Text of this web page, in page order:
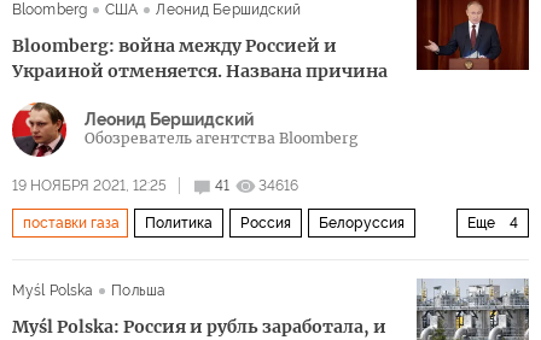
Bloomberg США Леонид Бершидский
Bloomberg: война между Россией и
Украиной отменяется. Названа причина
Леонид Бершидский
Обозреватель агентства Bloomberg
19 НОЯБРЯ 2021, 12:25 41 34616
Еще 4
поставки газа Политика Россия Белоруссия
Myśl Polska Польша
Myśl Polska: Россия и рубль заработала, и